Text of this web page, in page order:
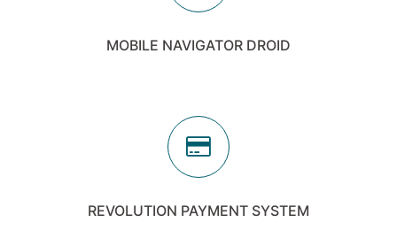
MOBILE NAVIGATOR DROID
REVOLUTION PAYMENT SYSTEM